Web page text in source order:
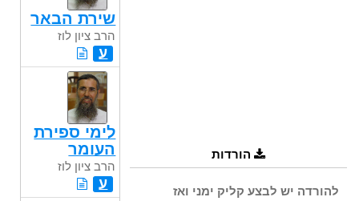
הורדות
להורדה יש לבצע קליק ימני ואז
שירת הבאר
הרב ציון לוז
ע
לימי ספירת
העומר
הרב ציון לוז
ע